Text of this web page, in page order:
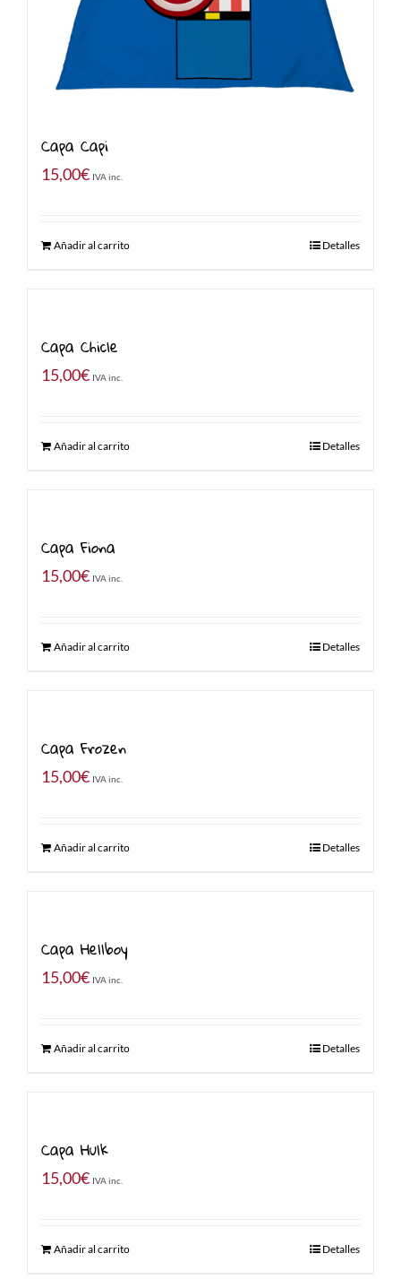
Capa Capi
15,00€ IVA inc.
Añadir al carrito Detalles
Capa Chicle
15,00€ IVA inc.
Añadir al carrito Detalles
Capa Fiona
15,00€ IVA inc.
Añadir al carrito Detalles
Capa Frozen
15,00€ IVA inc.
Añadir al carrito Detalles
Capa Hellboy
15,00€ IVA inc.
Añadir al carrito Detalles
Capa Hulk
15,00€ IVA inc.
Añadir al carrito Detalles